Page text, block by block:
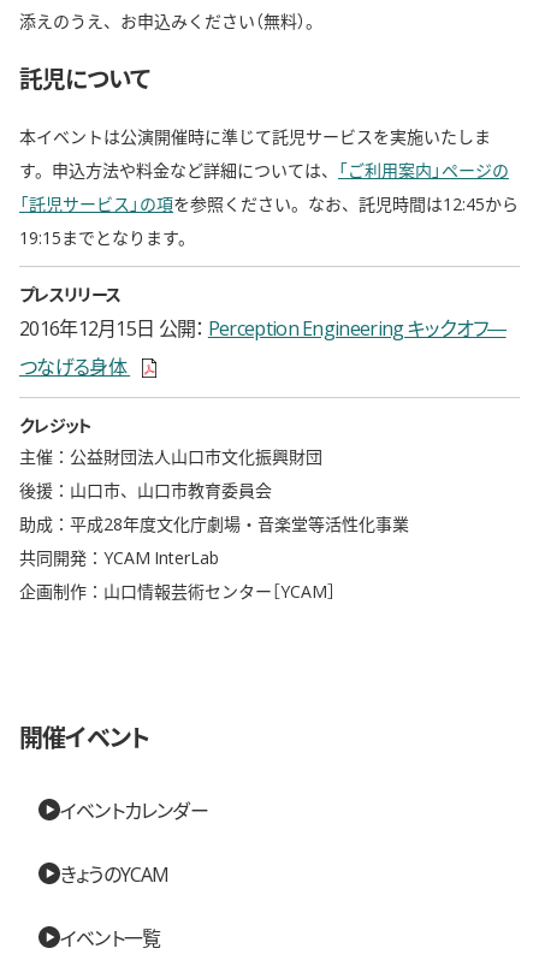
添えのうえ、お申込みください（無料）。
託児について
本イベントは公演開催時に準じて託児サービスを実施いたしま
す。申込方法や料金など詳細については、 「ご利用案内」ページの
「託児サービス」の項を参照ください。なお、託児時間は12:45から
19:15までとなります。
プレスリリース
2016年12月15日 公開 Perception Engineering キックオフ―
つなげる身体 新しいウィンドウで開きます
クレジット
主催：公益財団法人山口市文化振興財団
後援：山口市、山口市教育委員会
助成：平成28年度文化庁劇場・音楽堂等活性化事業
共同開発：YCAM InterLab
企画制作：山口情報芸術センター［YCAM］
開催イベント
イベントカレンダー
きょうのYCAM
イベント一覧